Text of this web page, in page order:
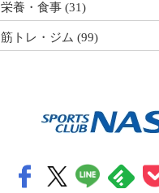
栄養・食事 (31)
筋トレ・ジム (99)